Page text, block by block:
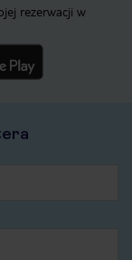
rezerwacji w